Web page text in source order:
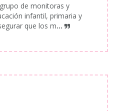
de monitoras y
infantil, primaria y
que los m...